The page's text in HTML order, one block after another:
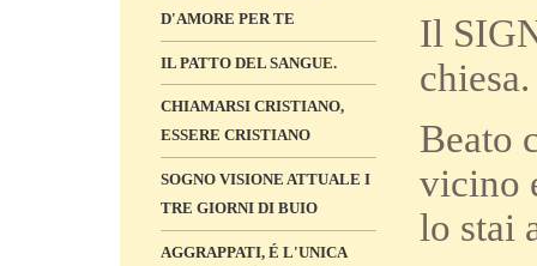
D'AMORE PER TE
IL PATTO DEL SANGUE.
CHIAMARSI CRISTIANO,
ESSERE CRISTIANO
SOGNO VISIONE ATTUALE I
TRE GIORNI DI BUIO
AGGRAPPATI, É L'UNICA
Il
chiesa.
Beato
vicino
lo stai